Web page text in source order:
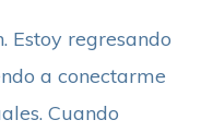
Estoy regresando
a conectarme
Cuando